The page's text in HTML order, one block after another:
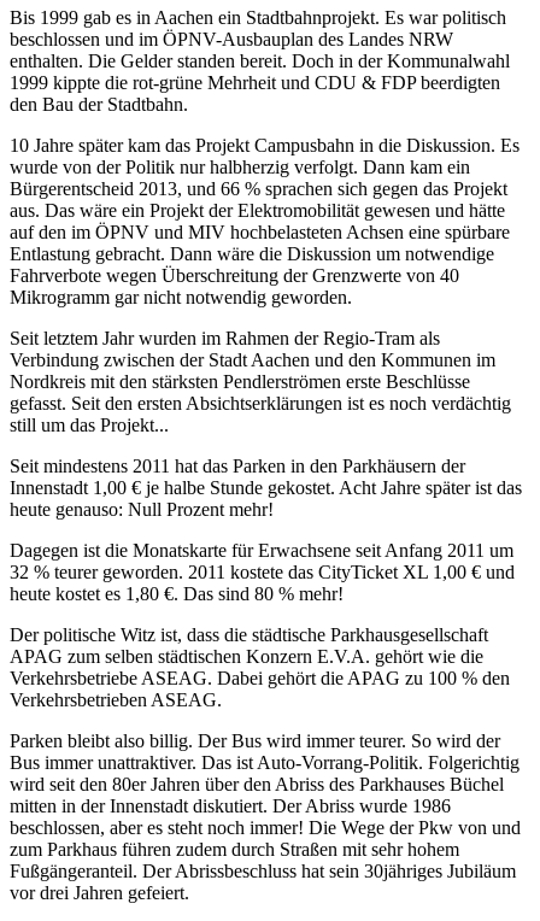
Bis 1999 gab es in Aachen ein Stadtbahnprojekt. Es war politisch
beschlossen und im ÖPNV-Ausbauplan des Landes NRW
enthalten. Die Gelder standen bereit. Doch in der Kommunalwahl
1999 kippte die rot-grüne Mehrheit und CDU & FDP beerdigten
den Bau der Stadtbahn.
10 Jahre später kam das Projekt Campusbahn in die Diskussion. Es
wurde von der Politik nur halbherzig verfolgt. Dann kam ein
Bürgerentscheid 2013, und 66 % sprachen sich gegen das Projekt
aus. Das wäre ein Projekt der Elektromobilität gewesen und hätte
auf den im ÖPNV und MIV hochbelasteten Achsen eine spürbare
Entlastung gebracht. Dann wäre die Diskussion um notwendige
Fahrverbote wegen Überschreitung der Grenzwerte von 40
Mikrogramm gar nicht notwendig geworden.
Seit letztem Jahr wurden im Rahmen der Regio-Tram als
Verbindung zwischen der Stadt Aachen und den Kommunen im
Nordkreis mit den stärksten Pendlerströmen erste Beschlüsse
gefasst. Seit den ersten Absichtserklärungen ist es noch verdächtig
still um das Projekt...
Seit mindestens 2011 hat das Parken in den Parkhäusern der
Innenstadt 1,00 € je halbe Stunde gekostet. Acht Jahre später ist das
heute genauso: Null Prozent mehr!
Dagegen ist die Monatskarte für Erwachsene seit Anfang 2011 um
32 % teurer geworden. 2011 kostete das CityTicket XL 1,00 € und
heute kostet es 1,80 €. Das sind 80 % mehr!
Der politische Witz ist, dass die städtische Parkhausgesellschaft
APAG zum selben städtischen Konzern E.V.A. gehört wie die
Verkehrsbetriebe ASEAG. Dabei gehört die APAG zu 100 % den
Verkehrsbetrieben ASEAG.
Parken bleibt also billig. Der Bus wird immer teurer. So wird der
Bus immer unattraktiver. Das ist Auto-Vorrang-Politik. Folgerichtig
wird seit den 80er Jahren über den Abriss des Parkhauses Büchel
mitten in der Innenstadt diskutiert. Der Abriss wurde 1986
beschlossen, aber es steht noch immer! Die Wege der Pkw von und
zum Parkhaus führen zudem durch Straßen mit sehr hohem
Fußgängeranteil. Der Abrissbeschluss hat sein 30jähriges Jubiläum
vor drei Jahren gefeiert.